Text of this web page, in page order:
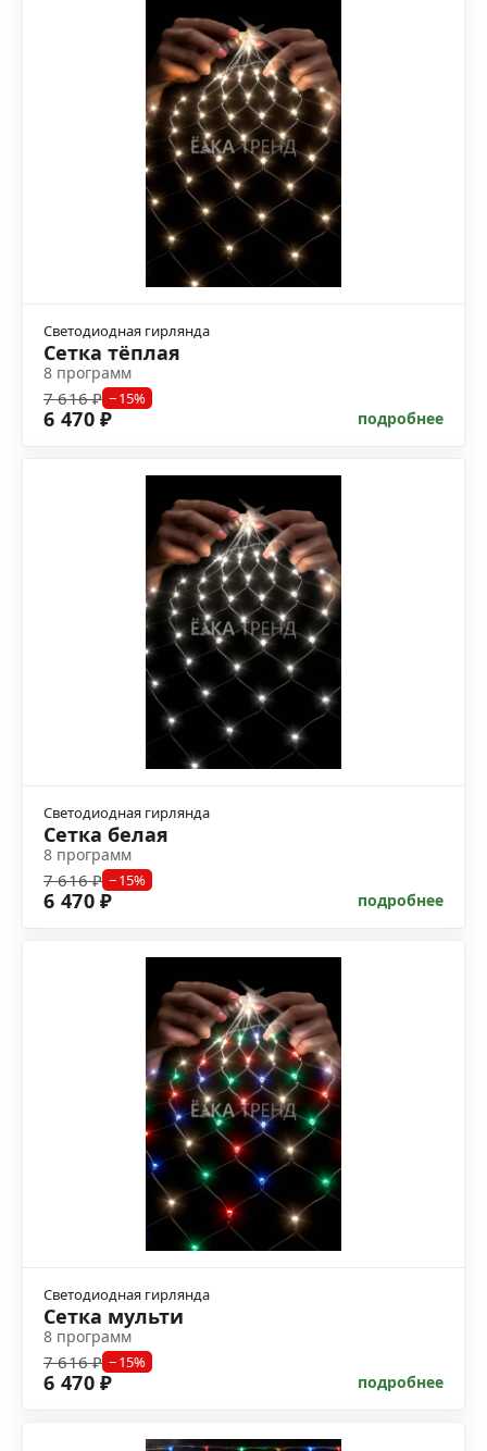
Светодиодная гирлянда
Сетка тёплая
8 программ
7 616 ₽ −15%
6 470 ₽ подробнее
Светодиодная гирлянда
Сетка белая
8 программ
7 616 ₽ −15%
6 470 ₽ подробнее
Светодиодная гирлянда
Сетка мульти
8 программ
7 616 ₽ −15%
6 470 ₽ подробнее